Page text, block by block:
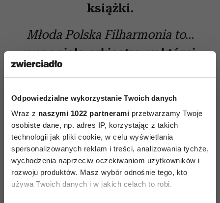
Odpowiedzialne wykorzystanie Twoich danych
Wraz z naszymi 1022 partnerami przetwarzamy Twoje
osobiste dane, np. adres IP, korzystając z takich
technologii jak pliki cookie, w celu wyświetlania
spersonalizowanych reklam i treści, analizowania tychże,
wychodzenia naprzeciw oczekiwaniom użytkowników i
rozwoju produktów. Masz wybór odnośnie tego, kto
używa Twoich danych i w jakich celach to robi.
książki.
Młoda Polska Filharmonia to…
wspaniała orkiestra, w której
Moje najbliższe plany...to
kursy w Szczawnie Zdroju,
konkurs w Bielsku-Białej.